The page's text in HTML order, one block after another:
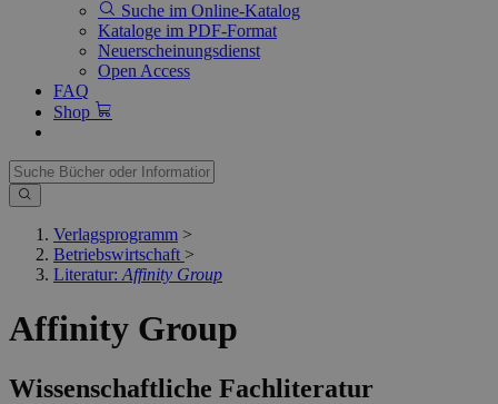
Suche im Online-Katalog
Kataloge im PDF-Format
Neuerscheinungsdienst
Open Access
FAQ
Shop
Verlagsprogramm >
Betriebswirtschaft >
Literatur: Affinity Group
Affinity Group
Wissenschaftliche Fachliteratur